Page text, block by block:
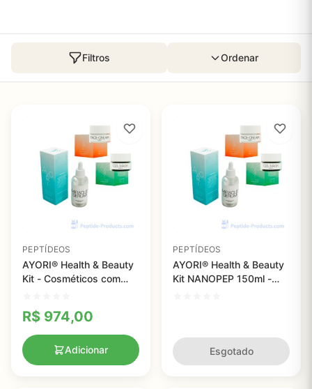
Filtros Ordenar
PEPTÍDEOS
AYORI® Health & Beauty
Kit - Cosméticos com
R$ 974,00
Adicionar
PEPTÍDEOS
AYORI® Health & Beauty
Kit NANOPEP 150ml -
Esgotado